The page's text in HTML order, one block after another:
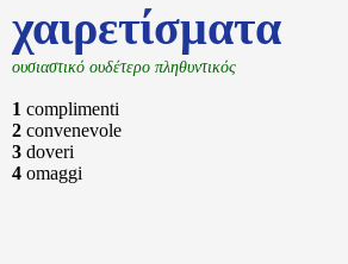
χαιρετίσματα
ουσιαστικό ουδέτερο πληθυντικός
1 complimenti
2 convenevole
3 doveri
4 omaggi